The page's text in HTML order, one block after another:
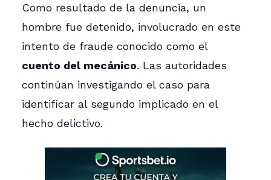
Como resultado de la denuncia, un
hombre fue detenido, involucrado en este
intento de fraude conocido como el
cuento del mecánico. Las autoridades
continúan investigando el caso para
identificar al segundo implicado en el
hecho delictivo.